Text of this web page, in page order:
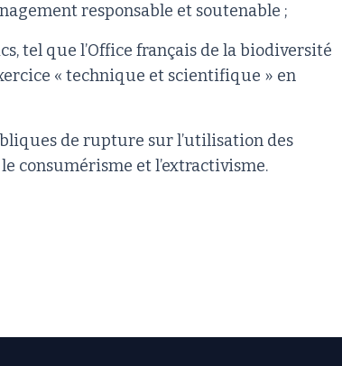
responsable et soutenable ;
tel que l’Office français de la biodiversité
« technique et scientifique » en
de rupture sur l’utilisation des
consumérisme et l’extractivisme.